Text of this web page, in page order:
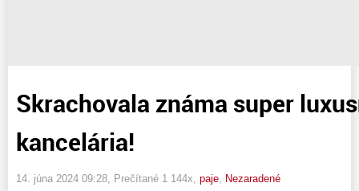
Skrachovala známa super
kancelária!
14. júna 2024 09:28 , Prečítané 1 144x, paje Nezaradené